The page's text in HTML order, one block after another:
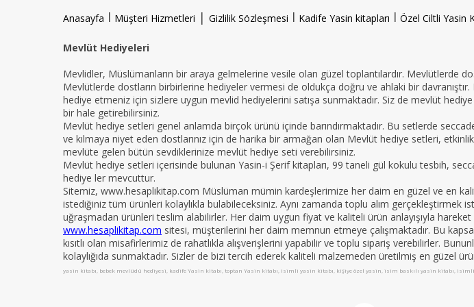
Anasayfa l Müşteri Hizmetleri | Gizlilik Sözleşmesi l Kadife Yasin kitapları l Özel Ciltli Yasin
Mevlüt Hediyeleri
Mevlidler, Müslümanların bir araya gelmelerine vesile olan güzel toplantılardır. Mevlütlerde
Mevlütlerde dostların birbirlerine hediyeler vermesi de oldukça doğru ve ahlaki bir
hediye etmeniz için sizlere uygun mevlid hediyelerini satışa sunmaktadır. Siz de mevlüt
bir hale getirebilirsiniz.
Mevlüt hediye setleri genel anlamda birçok ürünü içinde barındırmaktadır. Bu setlerde
ve kılmaya niyet eden dostlarınız için de harika bir armağan olan Mevlüt hediye setleri,
mevlüte gelen bütün sevdiklerinize mevlüt hediye seti verebilirsiniz.
Mevlüt hediye setleri içerisinde bulunan Yasin-i Şerif kitapları, 99 taneli gül kokulu tesbih,
hediye ler mevcuttur.
Sitemiz, www.hesaplikitap.com Müslüman mümin kardeşlerimize her daim en güzel ve en
istediğiniz tüm ürünleri kolaylıkla bulabileceksiniz. Aynı zamanda toplu alım
uğraşmadan ürünleri teslim alabilirler. Her daim uygun fiyat ve kaliteli ürün anlayışıyla
www.hesaplikitap.com sitesi, müşterilerini her daim memnun etmeye çalışmaktadır. Bu
kısıtlı olan misafirlerimiz de rahatlıkla alışverişlerini yapabilir ve toplu sipariş verebilirler.
kolaylığıda sunmaktadır. Sizler de bizi tercih ederek kaliteli malzemeden üretilmiş en güzel
yasin kitabı, bebek mevlüdü hediyesi, kadife Yasin kitabı, toptan Yasin kitabı, isimli yasin kitabı, kişiye özel yasin, isim baskılı yasin kitabı,